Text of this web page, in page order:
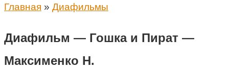
Главная » Диафильмы
Диафильм — Гошка и Пират —
Максименко Н.